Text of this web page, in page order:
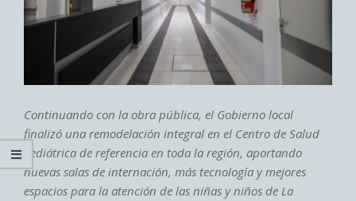
Continuando con la obra pública, el Gobierno local
finalizó una remodelación integral en el Centro de Salud
Pediátrica de referencia en toda la región, aportando
nuevas salas de internación, más tecnología y mejores
espacios para la atención de las niñas y niños de La